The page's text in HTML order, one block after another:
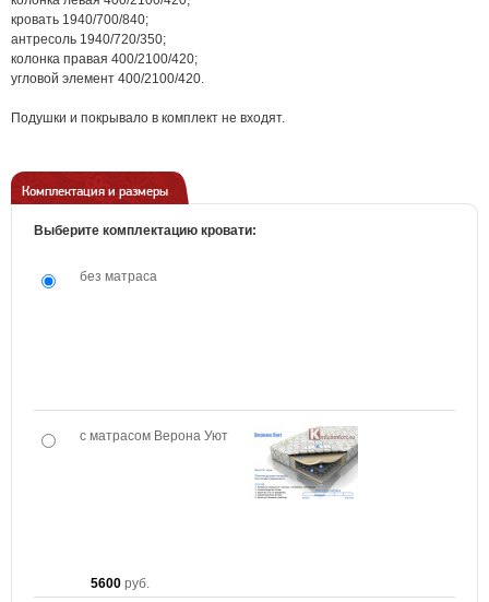
кровать 1940/700/840;
антресоль 1940/720/350;
колонка правая 400/2100/420;
угловой элемент 400/2100/420.
Подушки и покрывало в комплект не входят.
Комплектация и размеры
Выберите комплектацию кровати:
без матраса
с матрасом Верона Уют
5600 руб.